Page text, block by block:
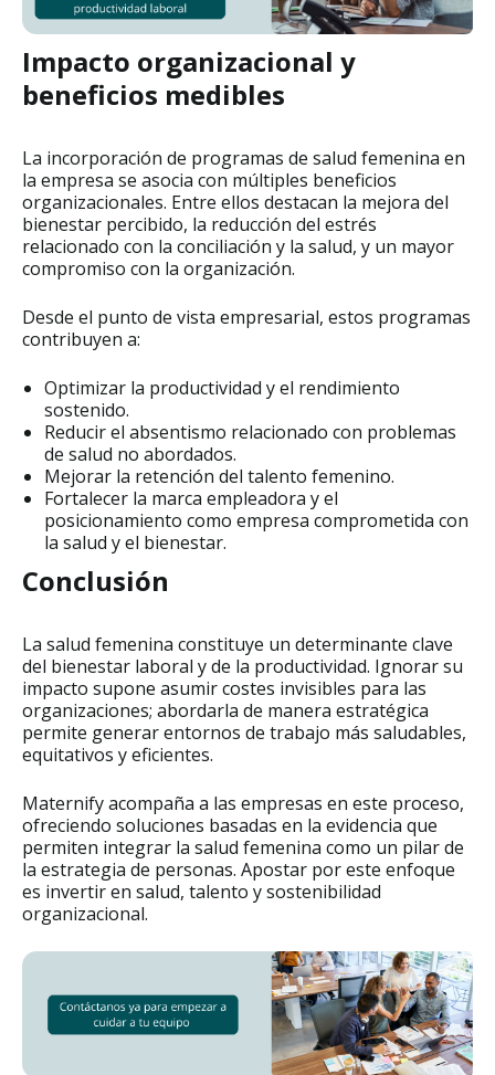
Impacto organizacional y
beneficios medibles
La incorporación de programas de salud femenina en
la empresa se asocia con múltiples beneficios
organizacionales. Entre ellos destacan la mejora del
bienestar percibido, la reducción del estrés
relacionado con la conciliación y la salud, y un mayor
compromiso con la organización.
Desde el punto de vista empresarial, estos programas
contribuyen a:
Optimizar la productividad y el rendimiento
sostenido.
Reducir el absentismo relacionado con problemas
de salud no abordados.
Mejorar la retención del talento femenino.
Fortalecer la marca empleadora y el
posicionamiento como empresa comprometida con
la salud y el bienestar.
Conclusión
La salud femenina constituye un determinante clave
del bienestar laboral y de la productividad. Ignorar su
impacto supone asumir costes invisibles para las
organizaciones; abordarla de manera estratégica
permite generar entornos de trabajo más saludables,
equitativos y eficientes.
Maternify acompaña a las empresas en este proceso,
ofreciendo soluciones basadas en la evidencia que
permiten integrar la salud femenina como un pilar de
la estrategia de personas. Apostar por este enfoque
es invertir en salud, talento y sostenibilidad
organizacional.